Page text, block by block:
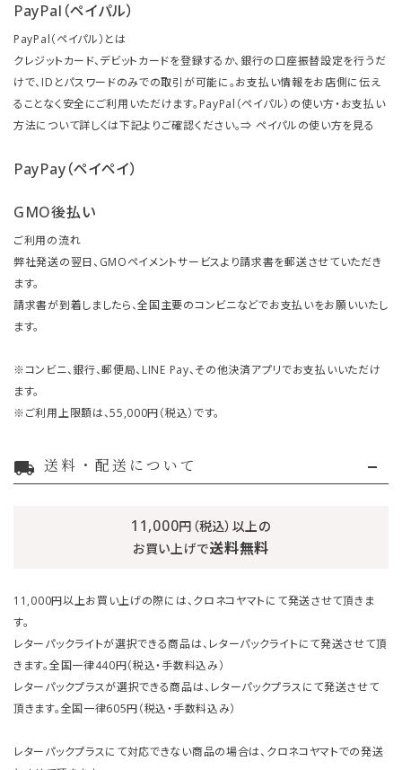
PayPal（ペイパル）
PayPal（ペイパル）とは
クレジットカード、デビットカードを登録するか、銀行の口座振替設定を行うだ
けで、IDとパスワードのみでの取引が可能に。お支払い情報をお店側に伝え
ることなく安全にご利用いただけます。PayPal（ペイパル）の使い方・お支払い
方法について詳しくは下記よりご確認ください。⇒ ペイパルの使い方を見る
PayPay（ペイペイ）
GMO後払い
ご利用の流れ
弊社発送の翌日、GMOペイメントサービスより請求書を郵送させていただき
ます。
請求書が到着しましたら、全国主要のコンビニなどでお支払いをお願いいたし
ます。
※コンビニ、銀行、郵便局、LINE Pay、その他決済アプリでお支払いいただけ
ます。
※ご利用上限額は、55,000円（税込）です。
local_shipping 送料・配送について
11,000円（税込）以上の
お買い上げで送料無料
11,000円以上お買い上げの際には、クロネコヤマトにて発送させて頂きま
す。
レターパックライトが選択できる商品は、レターパックライトにて発送させて頂
きます。全国一律440円（税込・手数料込み）
レターパックプラスが選択できる商品は、レターパックプラスにて発送させて
頂きます。全国一律605円（税込・手数料込み）
レターパックプラスにて対応できない商品の場合は、クロネコヤマトでの発送